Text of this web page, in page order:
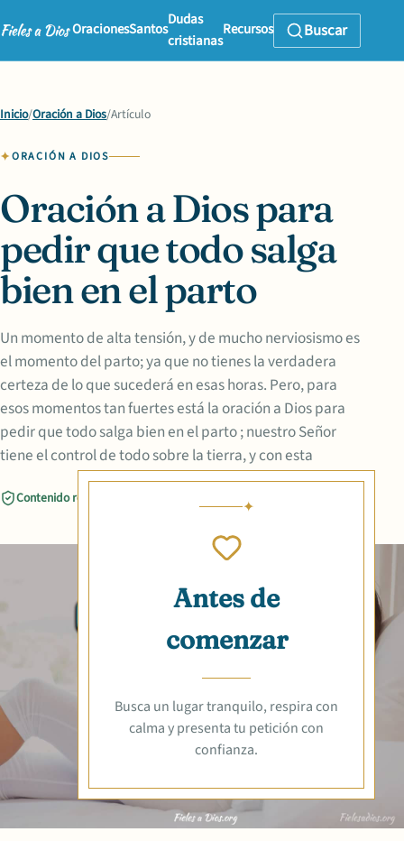
OracionesSantos
Dudas
cristianas
Recursos Buscar
Inicio/Oración a Dios/Artículo
ORACIÓN A DIOS
Oración a Dios para
pedir que todo salga
bien en el parto
Un momento de alta tensión, y de mucho nerviosismo es
el momento del parto; ya que no tienes la verdadera
certeza de lo que sucederá en esas horas. Pero, para
esos momentos tan fuertes está la oración a Dios para
pedir que todo salga bien en el parto ; nuestro Señor
tiene el control de todo sobre la tierra, y con esta
Contenido revisado
Antes de
comenzar
Busca un lugar tranquilo, respira con
calma y presenta tu petición con
confianza.